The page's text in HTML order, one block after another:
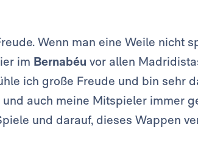
Wenn man eine Weile nicht
im Bernabéu vor allen
ich große Freude und bin sehr
auch meine Mitspieler immer
und darauf, dieses Wappen